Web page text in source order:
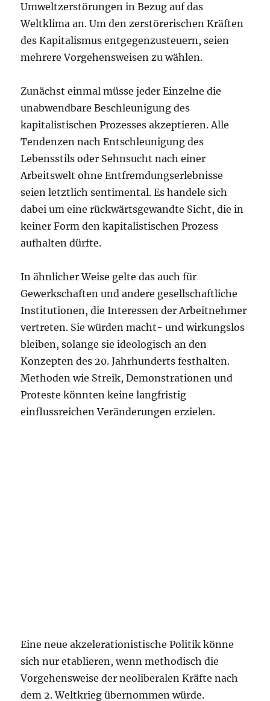
Umweltzerstörungen in Bezug auf das
Weltklima an. Um den zerstörerischen Kräften
des Kapitalismus entgegenzusteuern, seien
mehrere Vorgehensweisen zu wählen.
Zunächst einmal müsse jeder Einzelne die
unabwendbare Beschleunigung des
kapitalistischen Prozesses akzeptieren. Alle
Tendenzen nach Entschleunigung des
Lebensstils oder Sehnsucht nach einer
Arbeitswelt ohne Entfremdungserlebnisse
seien letztlich sentimental. Es handele sich
dabei um eine rückwärtsgewandte Sicht, die in
keiner Form den kapitalistischen Prozess
aufhalten dürfte.
In ähnlicher Weise gelte das auch für
Gewerkschaften und andere gesellschaftliche
Institutionen, die Interessen der Arbeitnehmer
vertreten. Sie würden macht- und wirkungslos
bleiben, solange sie ideologisch an den
Konzepten des 20. Jahrhunderts festhalten.
Methoden wie Streik, Demonstrationen und
Proteste könnten keine langfristig
einflussreichen Veränderungen erzielen.
Eine neue akzelerationistische Politik könne
sich nur etablieren, wenn methodisch die
Vorgehensweise der neoliberalen Kräfte nach
dem 2. Weltkrieg übernommen würde.